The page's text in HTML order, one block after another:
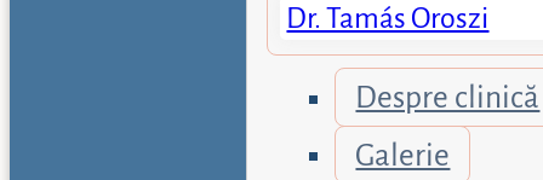
Dr. Tamás Oroszi
Despre clinică
Galerie